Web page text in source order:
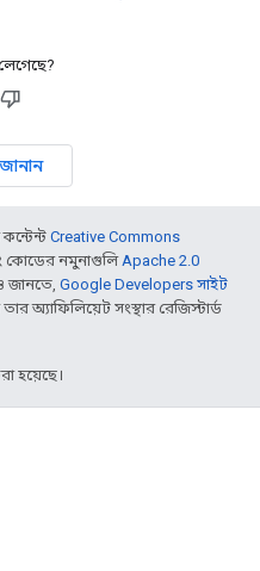
Creative Commons
কোডের নমুনাগুলি Apache 2.0
জানতে, Google Developers সাইট
অ্যাফিলিয়েট সংস্থার রেজিস্টার্ড
হয়েছে।